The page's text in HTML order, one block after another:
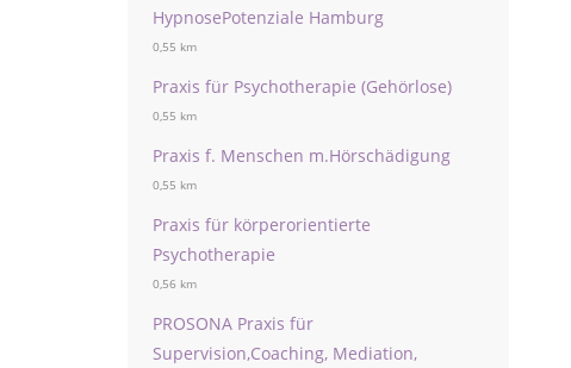
HypnosePotenziale Hamburg
0,55 km
Praxis für Psychotherapie (Gehörlose)
0,55 km
Praxis f. Menschen m.Hörschädigung
0,55 km
Praxis für körperorientierte
Psychotherapie
0,56 km
PROSONA Praxis für
Supervision,Coaching, Mediation,